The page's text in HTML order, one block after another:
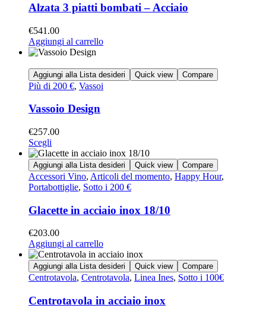
Alzata 3 piatti bombati – Acciaio
€541.00
Aggiungi al carrello
Aggiungi alla Lista desideri Quick view Compare
Più di 200 €, Vassoi
Vassoio Design
€257.00
Scegli
Aggiungi alla Lista desideri Quick view Compare
Accessori Vino, Articoli del momento, Happy Hour,
Portabottiglie, Sotto i 200 €
Glacette in acciaio inox 18/10
€203.00
Aggiungi al carrello
Aggiungi alla Lista desideri Quick view Compare
Centrotavola, Centrotavola, Linea Ines, Sotto i 100€
Centrotavola in acciaio inox